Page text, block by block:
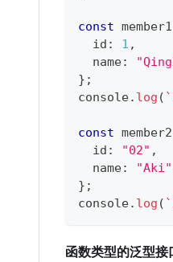
const member1
  id
: 1 ,
  name
:
} ;
console. log ( `
const member2
  id
: "02" ,
  name
: "Aki"
} ;
console. log ( `
函数类型的泛型接